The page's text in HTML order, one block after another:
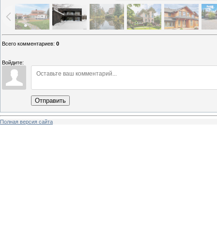
Всего комментариев: 0
Войдите:
Отправить
Полная версия сайта